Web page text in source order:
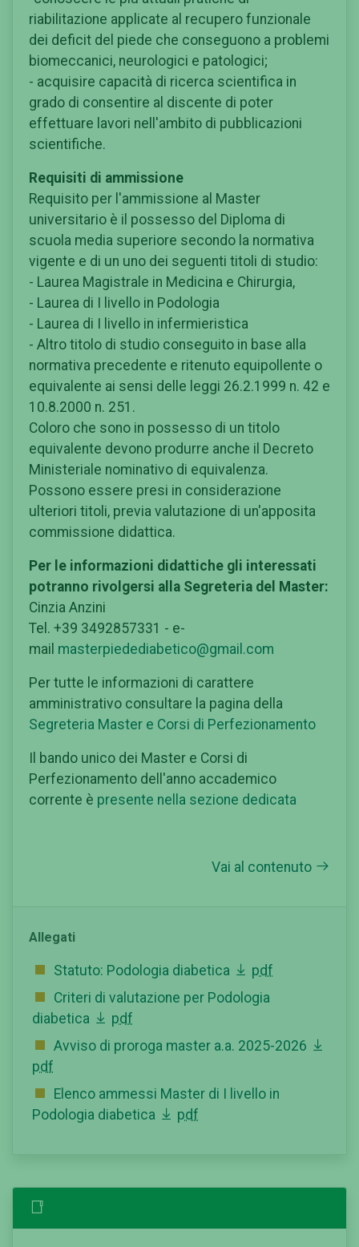
riabilitazione applicate al recupero funzionale
dei deficit del piede che conseguono a problemi
biomeccanici, neurologici e patologici;
- acquisire capacità di ricerca scientifica in
grado di consentire al discente di poter
effettuare lavori nell'ambito di pubblicazioni
scientifiche.
Requisiti di ammissione
Requisito per l'ammissione al Master
universitario è il possesso del Diploma di
scuola media superiore secondo la normativa
vigente e di un uno dei seguenti titoli di studio:
- Laurea Magistrale in Medicina e Chirurgia,
- Laurea di I livello in Podologia
- Laurea di I livello in infermieristica
- Altro titolo di studio conseguito in base alla
normativa precedente e ritenuto equipollente o
equivalente ai sensi delle leggi 26.2.1999 n. 42 e
10.8.2000 n. 251.
Coloro che sono in possesso di un titolo
equivalente devono produrre anche il Decreto
Ministeriale nominativo di equivalenza.
Possono essere presi in considerazione
ulteriori titoli, previa valutazione di un'apposita
commissione didattica.
Per le informazioni didattiche gli interessati
potranno rivolgersi alla Segreteria del Master:
Cinzia Anzini
Tel. +39 3492857331 - e-
mail masterpiedediabetico@gmail.com
Per tutte le informazioni di carattere
amministrativo consultare la pagina della
Segreteria Master e Corsi di Perfezionamento
Il bando unico dei Master e Corsi di
Perfezionamento dell'anno accademico
corrente è presente nella sezione dedicata
Vai al contenuto
Allegati
Statuto: Podologia diabetica
pdf
Criteri di valutazione per Podologia
diabetica
pdf
Avviso di proroga master a.a. 2025-2026
pdf
Elenco ammessi Master di I livello in
Podologia diabetica
pdf